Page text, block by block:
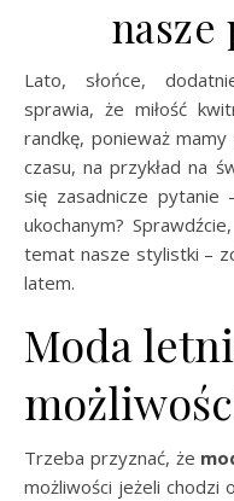
nasze
Lato, słońce, dodatnie temperatury… Wszystko to
sprawia, że miłość
randkę, ponieważ
czasu, na przykład na
się zasadnicze
ukochanym?
temat nasze stylistki –
latem.
Moda
Trzeba przyznać, że
możliwości jeżeli chodzi